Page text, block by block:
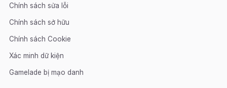
Chính sách sửa lỗi
Chính sách sở hữu
Chính sách Cookie
Xác minh dữ kiện
Gamelade bị mạo danh